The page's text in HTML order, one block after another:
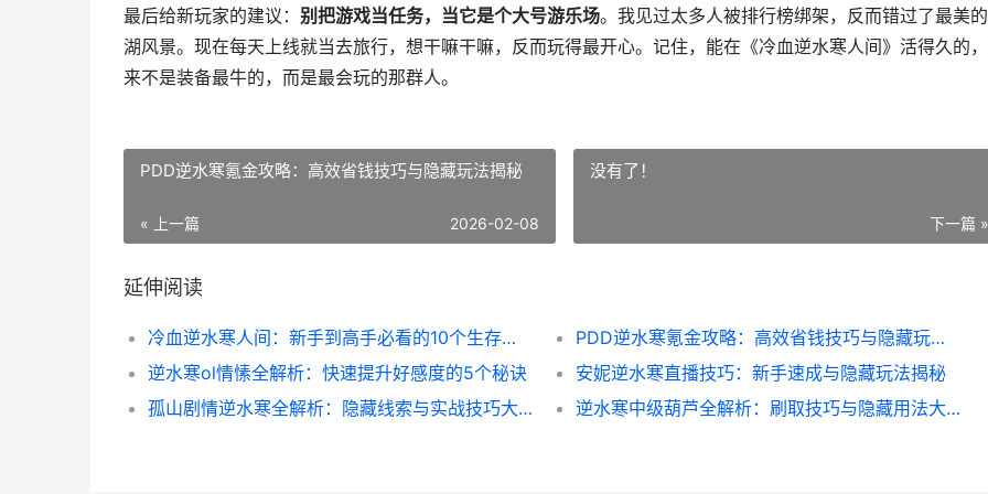
最后给新玩家的建议： 别把游戏当任务，当它是个大号游乐场。我见过太多人被排行榜绑架，反而错过了最美
湖风景。现在每天上线就当去旅行，想干嘛干嘛，反而玩得最开心。记住，能在《冷血逆水寒人间》活得久的
来不是装备最牛的，而是最会玩的那群人。
PDD逆水寒氪金攻略：高效省钱技巧与隐藏玩法揭秘
« 上一篇 2026-02-08
没有了！
下一篇 »
延伸阅读
冷血逆水寒人间：新手到高手必看的10个生存技巧
PDD逆水寒氪金攻略：高效省钱技巧与隐藏玩法揭秘
逆水寒ol情愫全解析：快速提升好感度的5个秘诀
安妮逆水寒直播技巧：新手速成与隐藏玩法揭秘
孤山剧情逆水寒全解析：隐藏线索与实战技巧大揭秘
逆水寒中级葫芦全解析：刷取技巧与隐藏用法大揭秘